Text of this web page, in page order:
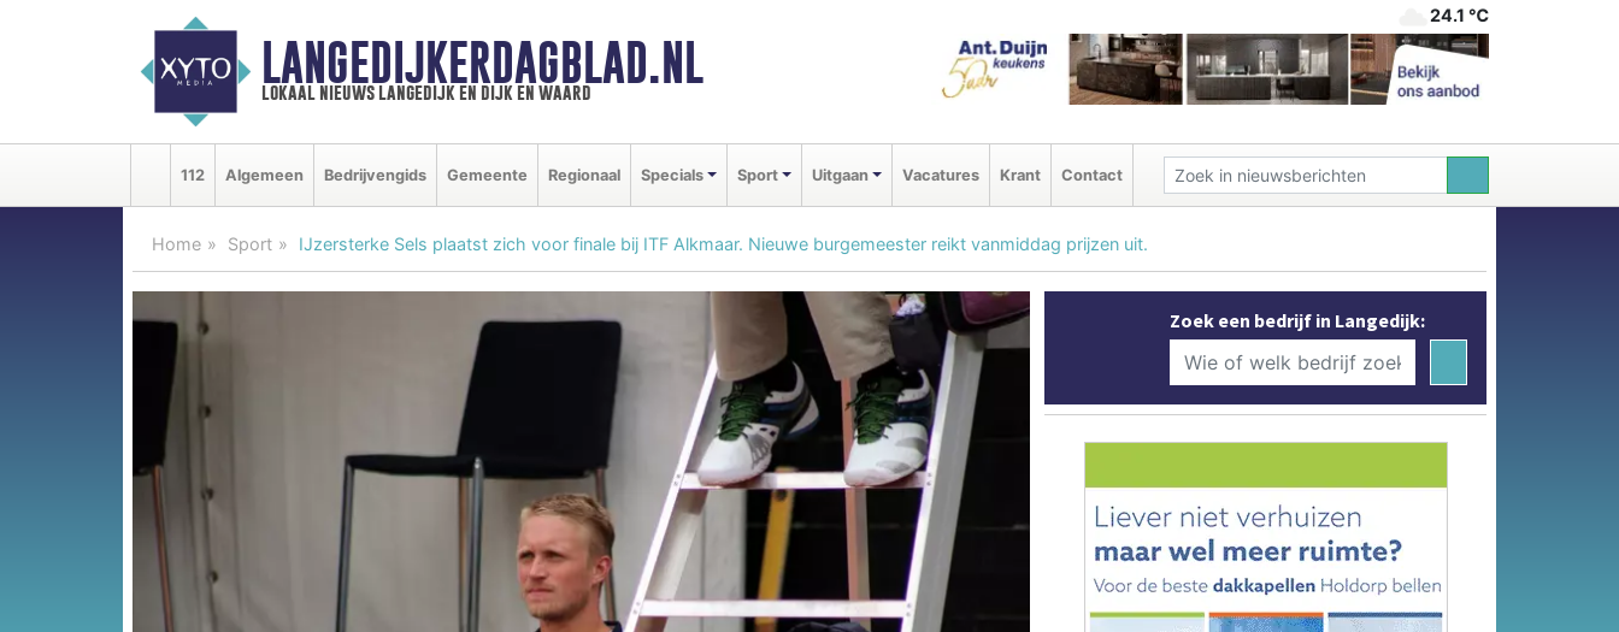
LANGEDIJKERDAGBLAD.NL
lokaal nieuws langedijk en dijk en waard
24.1 ℃
112 Algemeen Bedrijvengids Gemeente Regionaal Specials Sport Uitgaan Vacatures Krant Contact
Home Sport IJzersterke Sels plaatst zich voor finale bij ITF Alkmaar. Nieuwe burgemeester reikt vanmiddag prijzen uit.
Zoek een bedrijf in Langedijk: